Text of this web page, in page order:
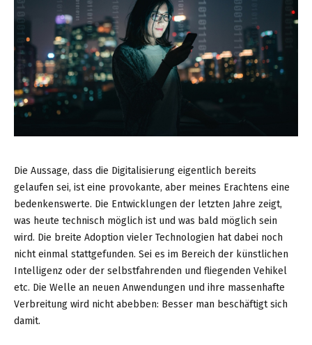
Die Aussage, dass die Digitalisierung eigentlich bereits
gelaufen sei, ist eine provokante, aber meines Erachtens eine
bedenkenswerte. Die Entwicklungen der letzten Jahre zeigt,
was heute technisch möglich ist und was bald möglich sein
wird. Die breite Adoption vieler Technologien hat dabei noch
nicht einmal stattgefunden. Sei es im Bereich der künstlichen
Intelligenz oder der selbstfahrenden und fliegenden Vehikel
etc. Die Welle an neuen Anwendungen und ihre massenhafte
Verbreitung wird nicht abebben: Besser man beschäftigt sich
damit.